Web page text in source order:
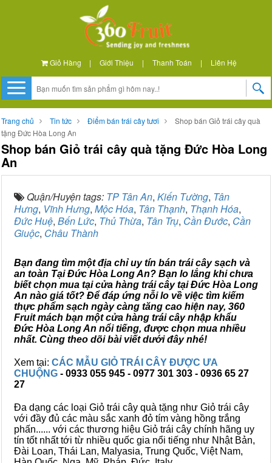
Giỏ Hàng | Giới Thiệu | Thanh Toán | Liên Hệ
Trang chủ Tin tức Điểm bán trái cây tươi
Shop bán Giỏ trái cây quà
tặng Đức Hòa Long An
Shop bán Giỏ trái cây quà tặng Đức Hòa Long
An
Quận/Huyện tags: TP Tân An, Kiến Tường, Tân
Hưng, Vĩnh Hưng, Mộc Hóa, Tân Thạnh, Thạnh Hóa,
Đức Huệ, Bến Lức, Thủ Thừa, Tân Trụ, Cần Đước, Cần
Giuộc, Châu Thành
Bạn đang tìm một địa chỉ uy tín bán trái cây sạch và
an toàn Tại Đức Hòa Long An? Bạn lo lắng khi chưa
biết chọn mua tại cửa hàng trái cây tại Đức Hòa Long
An nào giá tốt? Để đáp ứng nỗi lo về việc tìm kiếm
thực phẩm sạch ngày càng tăng cao hiện nay, 360
Fruit mách bạn một cửa hàng trái cây nhập khẩu
Đức Hòa Long An nổi tiếng, được chọn mua nhiều
nhất. Cùng theo dõi bài viết dưới đây nhé!
Xem tại: CÁC MẪU GIỎ TRÁI CÂY ĐƯỢC ƯA
CHUỘNG - 0933 055 945 - 0977 301 303 - 0936 65 27
27
Đa dạng các loại Giỏ trái cây quà tặng như Giỏ trái cây
với đầy đủ các màu sắc xanh đỏ tím vàng hồng trắng
phấn...... với các thương hiệu Giỏ trái cây chính hãng uy
tín tốt nhất tới từ nhiều quốc gia nổi tiếng như Nhật Bản,
Đài Loan, Thái Lan, Malyasia, Trung Quốc, Việt Nam,